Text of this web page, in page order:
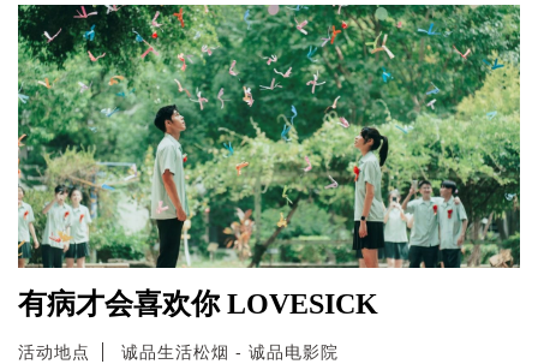
有病才会喜欢你 LOVESICK
活动地点
诚品生活松烟 - 诚品电影院